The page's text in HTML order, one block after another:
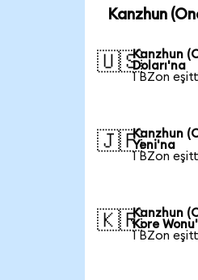
Kanzhun
🇺🇸Kanzhun
Doları'na
1 BZon
🇯🇵Kanzhun
Yeni'na
1 BZon
🇰🇷Kanzhun
Kore
1 BZon